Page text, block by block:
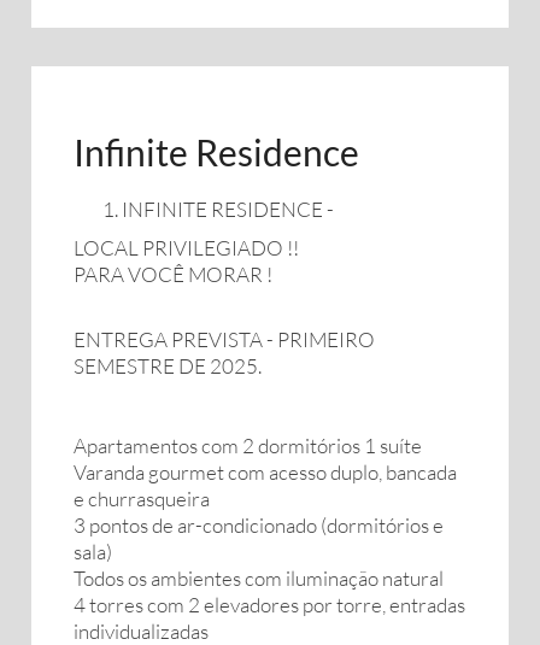
Infinite Residence
INFINITE RESIDENCE -
LOCAL PRIVILEGIADO !!
PARA VOCÊ MORAR !
ENTREGA PREVISTA - PRIMEIRO
SEMESTRE DE 2025.
Apartamentos com 2 dormitórios 1 suíte
Varanda gourmet com acesso duplo, bancada
e churrasqueira
3 pontos de ar-condicionado (dormitórios e
sala)
Todos os ambientes com iluminação natural
4 torres com 2 elevadores por torre, entradas
individualizadas